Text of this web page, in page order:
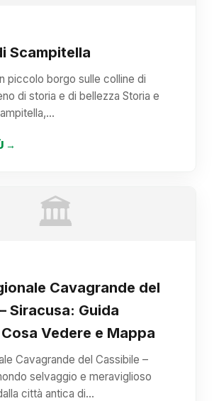
Scampitella
piccolo borgo sulle colline di
di storia e di bellezza Storia e
→
🏛️
Cavagrande del
Siracusa: Guida
Vedere e Mappa
Cavagrande del Cassibile –
selvaggio e meraviglioso
città antica di…